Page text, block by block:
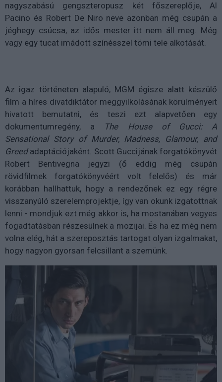
nagyszabású gengszteropusz két főszereplője, Al
Pacino és Robert De Niro neve azonban még csupán a
jéghegy csúcsa, az idős mester itt nem áll meg. Még
vagy egy tucat imádott színésszel tömi tele alkotását.
Az igaz történeten alapuló, MGM égisze alatt készülő
film a híres divatdiktátor meggyilkolásának körülményeit
hivatott bemutatni, és teszi ezt alapvetően egy
dokumentumregény, a
The House of Gucci: A
Sensational Story of Murder, Madness, Glamour, and
Greed adaptációjaként. Scott Guccijának forgatókönyvét
Robert Bentivegna jegyzi (ő eddig még csupán
rövidfilmek forgatókönyvéért volt felelős) és már
korábban hallhattuk, hogy a rendezőnek ez egy régre
visszanyúló szerelemprojektje, így van okunk izgatottnak
lenni - mondjuk ezt még akkor is, ha mostanában vegyes
fogadtatásban részesülnek a mozijai. És ha ez még nem
volna elég, hát a szereposztás tartogat olyan izgalmakat,
hogy nagyon gyorsan felcsillant a szemünk.